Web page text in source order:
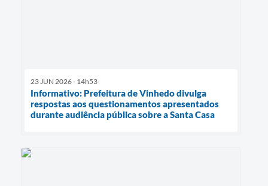
23 JUN 2026 - 14h53
Informativo: Prefeitura de Vinhedo divulga
respostas aos questionamentos apresentados
durante audiência pública sobre a Santa Casa